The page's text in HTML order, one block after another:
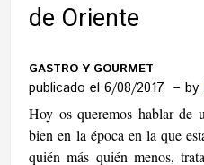
de Oriente
GASTRO Y GOURMET
publicado el 6/08/2017 by
Hoy os queremos hablar de
bien en la época en la que
quién más quién menos,